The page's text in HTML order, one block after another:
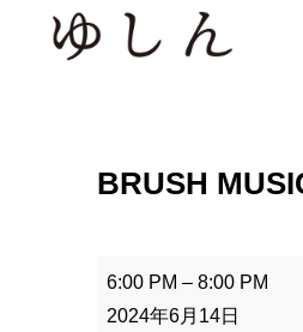
BRUSH
B
R
6:00 PM – 8:00 PM
2024年6月14日